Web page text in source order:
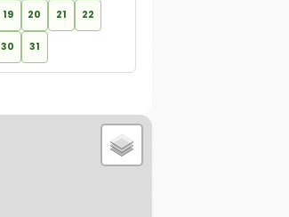
19 20 21 22
30 31